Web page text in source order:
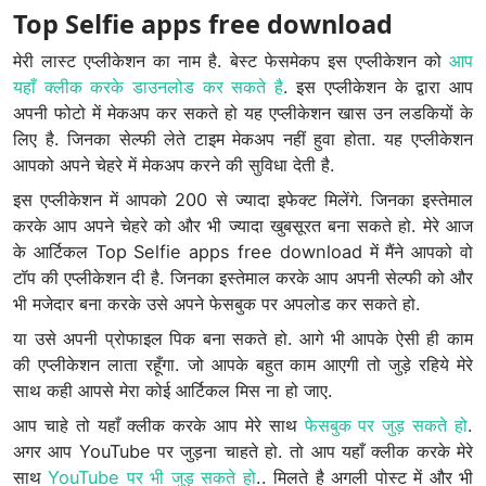
Top Selfie apps free download
मेरी लास्ट एप्लीकेशन का नाम है. बेस्ट फेसमेकप इस एप्लीकेशन को आप
यहाँ क्लीक करके डाउनलोड कर सकते है. इस एप्लीकेशन के द्वारा आप
अपनी फोटो में मेकअप कर सकते हो यह एप्लीकेशन खास उन लडकियों के
लिए है. जिनका सेल्फी लेते टाइम मेकअप नहीं हुवा होता. यह एप्लीकेशन
आपको अपने चेहरे में मेकअप करने की सुविधा देती है.
इस एप्लीकेशन में आपको 200 से ज्यादा इफेक्ट मिलेंगे. जिनका इस्तेमाल
करके आप अपने चेहरे को और भी ज्यादा खुबसूरत बना सकते हो. मेरे आज
के आर्टिकल Top Selfie apps free download में मैंने आपको वो
टॉप की एप्लीकेशन दी है. जिनका इस्तेमाल करके आप अपनी सेल्फी को और
भी मजेदार बना करके उसे अपने फेसबुक पर अपलोड कर सकते हो.
या उसे अपनी प्रोफाइल पिक बना सकते हो. आगे भी आपके ऐसी ही काम
की एप्लीकेशन लाता रहूँगा. जो आपके बहुत काम आएगी तो जुड़े रहिये मेरे
साथ कही आपसे मेरा कोई आर्टिकल मिस ना हो जाए.
आप चाहे तो यहाँ क्लीक करके आप मेरे साथफेसबुक पर जुड़ सकते हो.
अगर आप YouTube पर जुड़ना चाहते हो. तो आप यहाँ क्लीक करके मेरे
साथYouTube पर भी जुड़ सकते हो.. मिलते है अगली पोस्ट में और भी